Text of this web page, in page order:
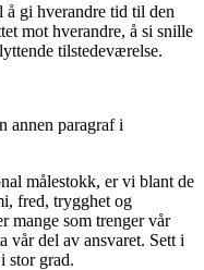
gi hverandre tid til den
mot hverandre, å si snille
tilstedeværelse.
annen paragraf i
målestokk, er vi blant de
fred, trygghet og
mange som trenger vår
vår del av ansvaret. Sett i
stor grad.